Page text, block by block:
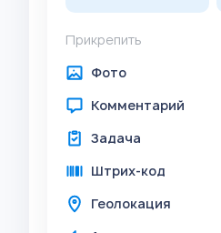
Прикрепить
Фото
Комментарий
Задача
Штрих-код
Геолокация